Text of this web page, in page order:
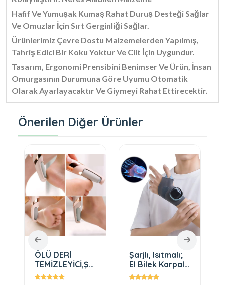
Hafif Ve Yumuşak Kumaş Rahat Duruş Desteği Sağlar
Ve Omuzlar İçin Sırt Gerginliği Sağlar.
Ürünlerimiz Çevre Dostu Malzemelerden Yapılmış,
Tahriş Edici Bir Koku Yoktur Ve Cilt İçin Uygundur.
Tasarım, Ergonomi Prensibini Benimser Ve Ürün, İnsan
Omurgasının Durumuna Göre Uyumu Otomatik
Olarak Ayarlayacaktır Ve Giymeyi Rahat Ettirecektir.
Önerilen Diğer Ürünler
ÖLÜ DERİ
TEMİZLEYİCİ,ŞARJLI,YEDEK
BAŞLIKLI ÖLÜ
Şarjlı, Isıtmalı;
El Bilek Karpal
Tunel